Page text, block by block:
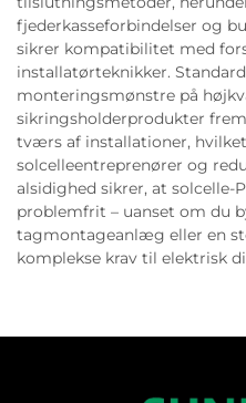
fjederkasseforbindelser og
sikrer kompatibilitet med
installatørteknikker.
monteringsmønstre på
sikringsholderprodukter
tværs af installationer,
solcelleentreprenører og
alsidighed sikrer, at solcelle-
problemfrit – uanset om du
tagmontageanlæg eller en
komplekse krav til elektrisk